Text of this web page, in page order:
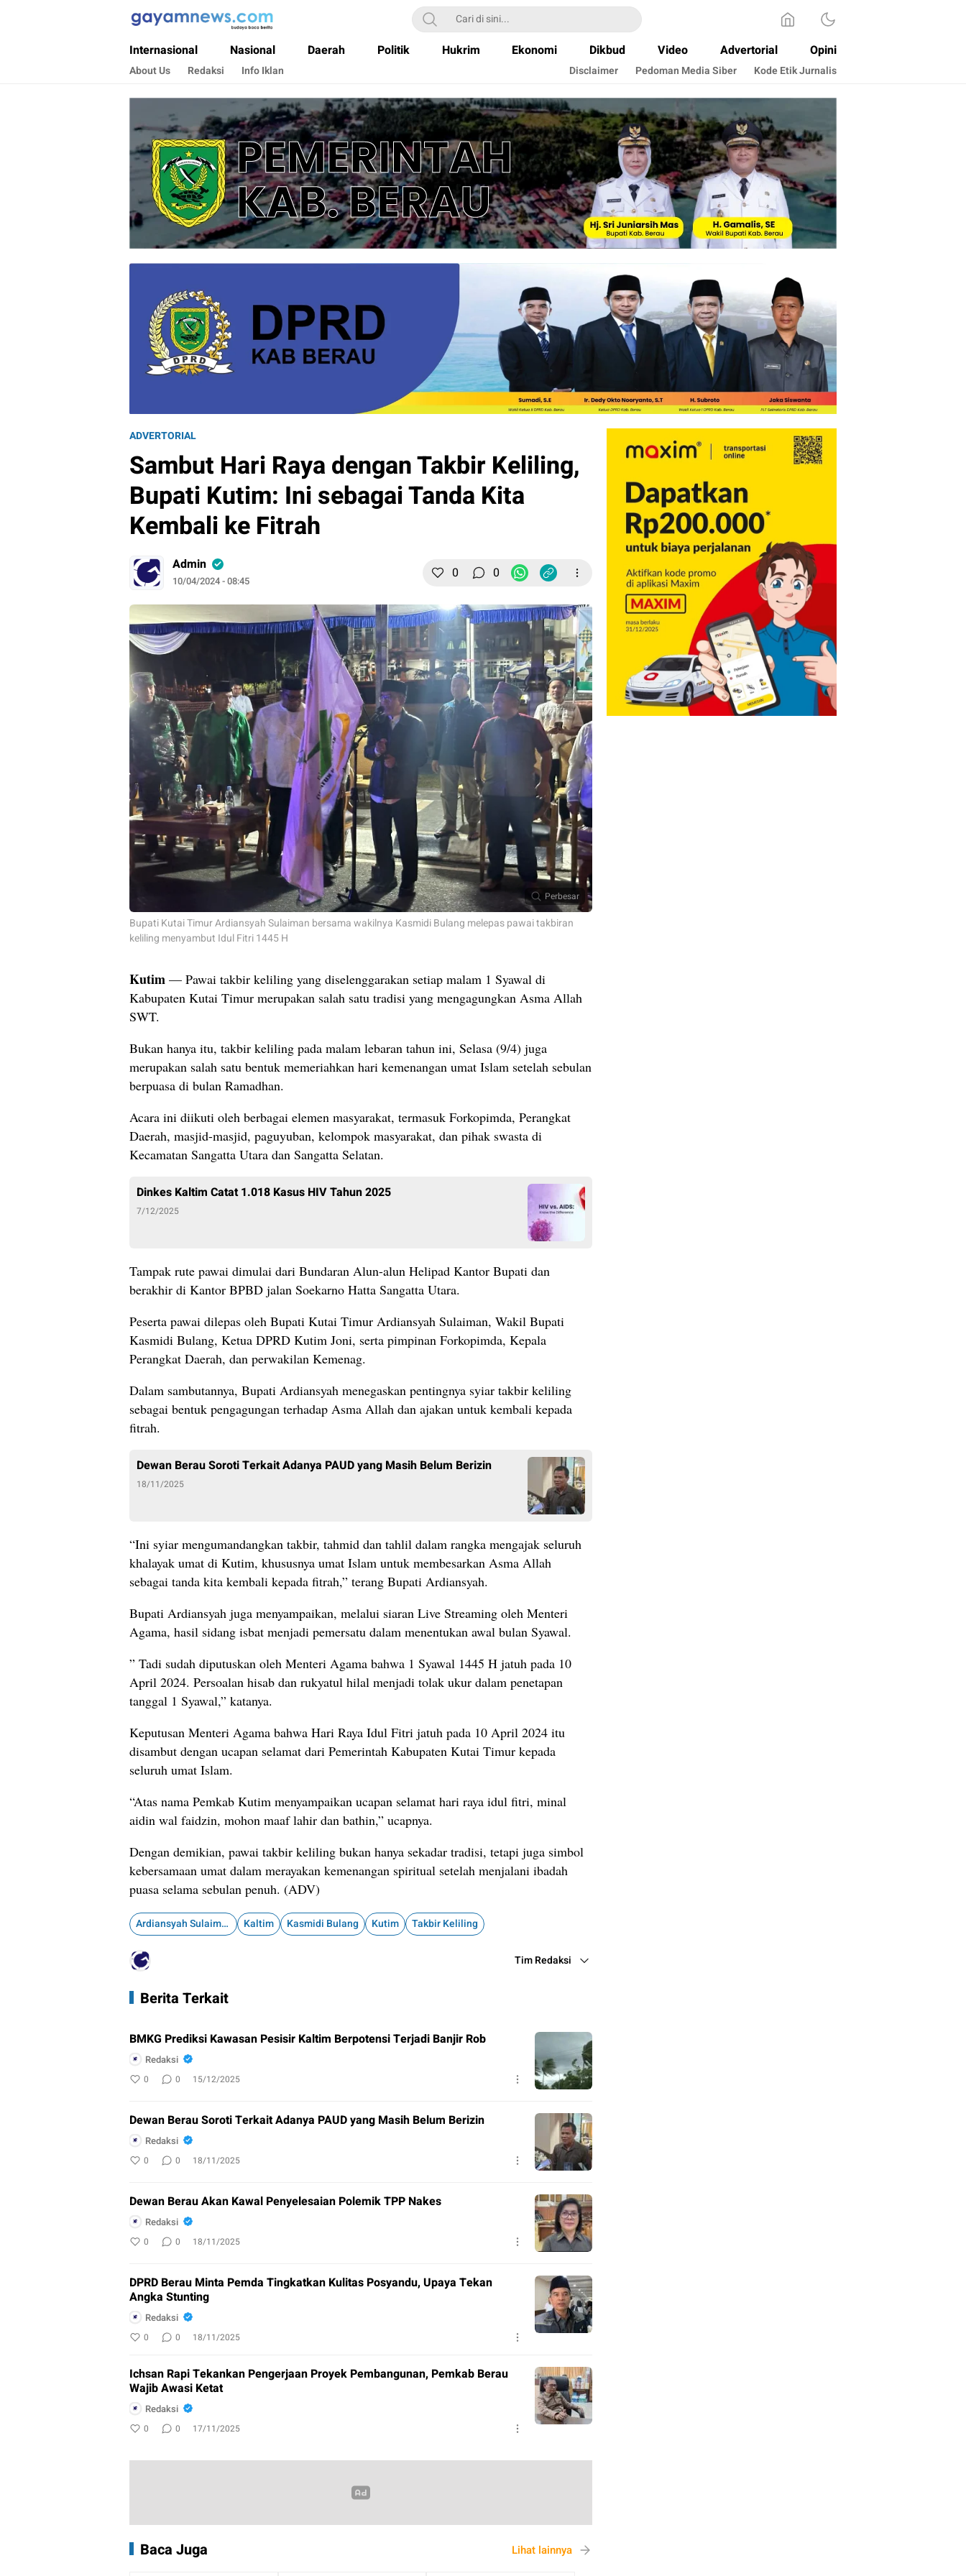
Gayamnews.com
Budaya Baca Berita
Internasional Nasional Daerah Politik Hukrim Ekonomi Dikbud Video Advertorial Opini
About Us Redaksi Info Iklan Disclaimer Pedoman Media Siber Kode Etik Jurnalis
ADVERTORIAL
Sambut Hari Raya dengan Takbir Keliling,
Bupati Kutim: Ini sebagai Tanda Kita
Kembali ke Fitrah
Admin
10/04/2024 - 08:45 0 0
Perbesar
Bupati Kutai Timur Ardiansyah Sulaiman bersama wakilnya Kasmidi Bulang melepas pawai takbiran
keliling menyambut Idul Fitri 1445 H
Kutim — Pawai takbir keliling yang diselenggarakan setiap malam 1 Syawal di
Kabupaten Kutai Timur merupakan salah satu tradisi yang mengagungkan Asma Allah
SWT.
Bukan hanya itu, takbir keliling pada malam lebaran tahun ini, Selasa (9/4) juga
merupakan salah satu bentuk memeriahkan hari kemenangan umat Islam setelah sebulan
berpuasa di bulan Ramadhan.
Acara ini diikuti oleh berbagai elemen masyarakat, termasuk Forkopimda, Perangkat
Daerah, masjid-masjid, paguyuban, kelompok masyarakat, dan pihak swasta di
Kecamatan Sangatta Utara dan Sangatta Selatan.
Dinkes Kaltim Catat 1.018 Kasus HIV Tahun 2025
7/12/2025
Tampak rute pawai dimulai dari Bundaran Alun-alun Helipad Kantor Bupati dan
berakhir di Kantor BPBD jalan Soekarno Hatta Sangatta Utara.
Peserta pawai dilepas oleh Bupati Kutai Timur Ardiansyah Sulaiman, Wakil Bupati
Kasmidi Bulang, Ketua DPRD Kutim Joni, serta pimpinan Forkopimda, Kepala
Perangkat Daerah, dan perwakilan Kemenag.
Dalam sambutannya, Bupati Ardiansyah menegaskan pentingnya syiar takbir keliling
sebagai bentuk pengagungan terhadap Asma Allah dan ajakan untuk kembali kepada
fitrah.
Dewan Berau Soroti Terkait Adanya PAUD yang Masih Belum Berizin
18/11/2025
“Ini syiar mengumandangkan takbir, tahmid dan tahlil dalam rangka mengajak seluruh
khalayak umat di Kutim, khususnya umat Islam untuk membesarkan Asma Allah
sebagai tanda kita kembali kepada fitrah,” terang Bupati Ardiansyah.
Bupati Ardiansyah juga menyampaikan, melalui siaran Live Streaming oleh Menteri
Agama, hasil sidang isbat menjadi pemersatu dalam menentukan awal bulan Syawal.
” Tadi sudah diputuskan oleh Menteri Agama bahwa 1 Syawal 1445 H jatuh pada 10
April 2024. Persoalan hisab dan rukyatul hilal menjadi tolak ukur dalam penetapan
tanggal 1 Syawal,” katanya.
Keputusan Menteri Agama bahwa Hari Raya Idul Fitri jatuh pada 10 April 2024 itu
disambut dengan ucapan selamat dari Pemerintah Kabupaten Kutai Timur kepada
seluruh umat Islam.
“Atas nama Pemkab Kutim menyampaikan ucapan selamat hari raya idul fitri, minal
aidin wal faidzin, mohon maaf lahir dan bathin,” ucapnya.
Dengan demikian, pawai takbir keliling bukan hanya sekadar tradisi, tetapi juga simbol
kebersamaan umat dalam merayakan kemenangan spiritual setelah menjalani ibadah
puasa selama sebulan penuh. (ADV)
Ardiansyah Sulaiman Kaltim Kasmidi Bulang Kutim Takbir Keliling
Tim Redaksi
Berita Terkait
BMKG Prediksi Kawasan Pesisir Kaltim Berpotensi Terjadi Banjir Rob
Redaksi
0 0 15/12/2025
Dewan Berau Soroti Terkait Adanya PAUD yang Masih Belum Berizin
Redaksi
0 0 18/11/2025
Dewan Berau Akan Kawal Penyelesaian Polemik TPP Nakes
Redaksi
0 0 18/11/2025
DPRD Berau Minta Pemda Tingkatkan Kulitas Posyandu, Upaya Tekan
Angka Stunting
Redaksi
0 0 18/11/2025
Ichsan Rapi Tekankan Pengerjaan Proyek Pembangunan, Pemkab Berau
Wajib Awasi Ketat
Redaksi
0 0 17/11/2025
Baca Juga Lihat lainnya